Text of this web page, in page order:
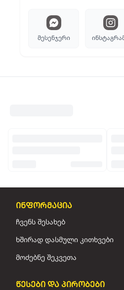
მესენჯერი
ინფორმაცია
ჩვენს შესახებ
ხშირად დასმული კითხვები
მოძებნე შეკვეთა
წესები და პირობები